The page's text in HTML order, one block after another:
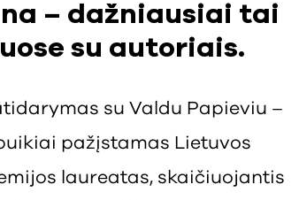
– dažniausiai tai
su autoriais.
su Valdu Papieviu –
pažįstamas Lietuvos
laureatas, skaičiuojantis